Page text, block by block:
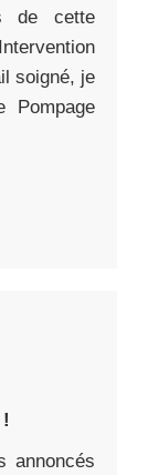
de cette
soigné, je
Pompage
annoncés